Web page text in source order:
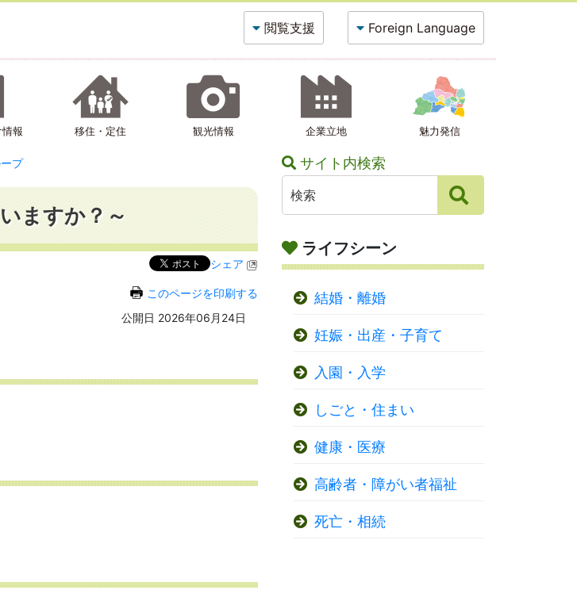
閲覧支援 Foreign Language
報 移住・定住 観光情報 企業立地 魅力発信
プ
ますか？～
シェア
このページを印刷する
公開日 2026年06月24日
サイト内検索
ライフシーン
結婚・離婚
妊娠・出産・子育て
入園・入学
しごと・住まい
健康・医療
高齢者・障がい者福祉
死亡・相続